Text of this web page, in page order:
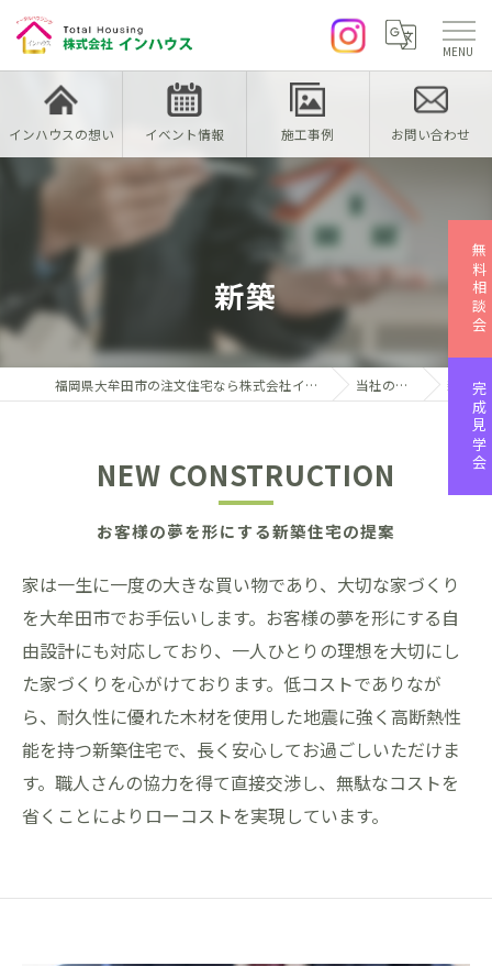
インハウスの想い イベント情報 施工事例 お問い合わせ
新築
福岡県大牟田市の注文住宅なら株式会社インハウス 当社の特徴 新築
お客様の夢を形にする新築住宅の提案
NEW CONSTRUCTION
家は一生に一度の大きな買い物であり、大切な家づくり
を大牟田市でお手伝いします。お客様の夢を形にする自
由設計にも対応しており、一人ひとりの理想を大切にし
た家づくりを心がけております。低コストでありなが
ら、耐久性に優れた木材を使用した地震に強く高断熱性
能を持つ新築住宅で、長く安心してお過ごしいただけま
す。職人さんの協力を得て直接交渉し、無駄なコストを
省くことによりローコストを実現しています。
無料相談会
完成見学会